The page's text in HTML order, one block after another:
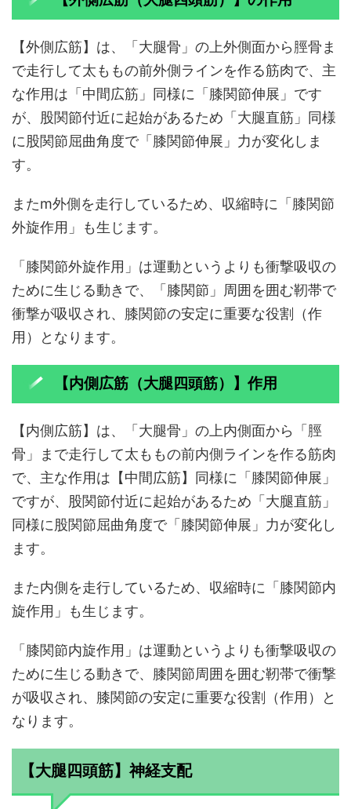
【外側広筋】は、「大腿骨」の上外側面から脛骨ま
で走行して太ももの前外側ラインを作る筋肉で、主
な作用は「中間広筋」同様に「膝関節伸展」です
が、股関節付近に起始があるため「大腿直筋」同様
に股関節屈曲角度で「膝関節伸展」力が変化しま
す。
またm外側を走行しているため、収縮時に「膝関節
外旋作用」も生じます。
「膝関節外旋作用」は運動というよりも衝撃吸収の
ために生じる動きで、「膝関節」周囲を囲む靭帯で
衝撃が吸収され、膝関節の安定に重要な役割（作
用）となります。
【内側広筋（大腿四頭筋）】作用
【内側広筋】は、「大腿骨」の上内側面から「脛
骨」まで走行して太ももの前内側ラインを作る筋肉
で、主な作用は【中間広筋】同様に「膝関節伸展」
ですが、股関節付近に起始があるため「大腿直筋」
同様に股関節屈曲角度で「膝関節伸展」力が変化し
ます。
また内側を走行しているため、収縮時に「膝関節内
旋作用」も生じます。
「膝関節内旋作用」は運動というよりも衝撃吸収の
ために生じる動きで、膝関節周囲を囲む靭帯で衝撃
が吸収され、膝関節の安定に重要な役割（作用）と
なります。
【大腿四頭筋】神経支配